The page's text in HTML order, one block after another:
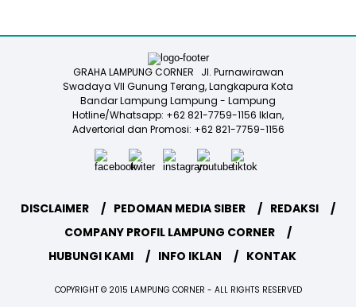
GRAHA LAMPUNG CORNER Jl. Purnawirawan
Swadaya VII Gunung Terang, Langkapura Kota
Bandar Lampung Lampung - Lampung
Hotline/Whatsapp: +62 821-7759-1156 Iklan,
Advertorial dan Promosi: +62 821-7759-1156
DISCLAIMER PEDOMAN MEDIA SIBER
REDAKSI
COMPANY PROFIL LAMPUNG CORNER
HUBUNGI KAMI
INFO IKLAN KONTAK
COPYRIGHT © 2015 LAMPUNG CORNER - ALL RIGHTS RESERVED